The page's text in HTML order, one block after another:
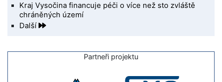
Kraj Vysočina financuje péči o více než sto zvláště
chráněných území
Další
Partneři projektu